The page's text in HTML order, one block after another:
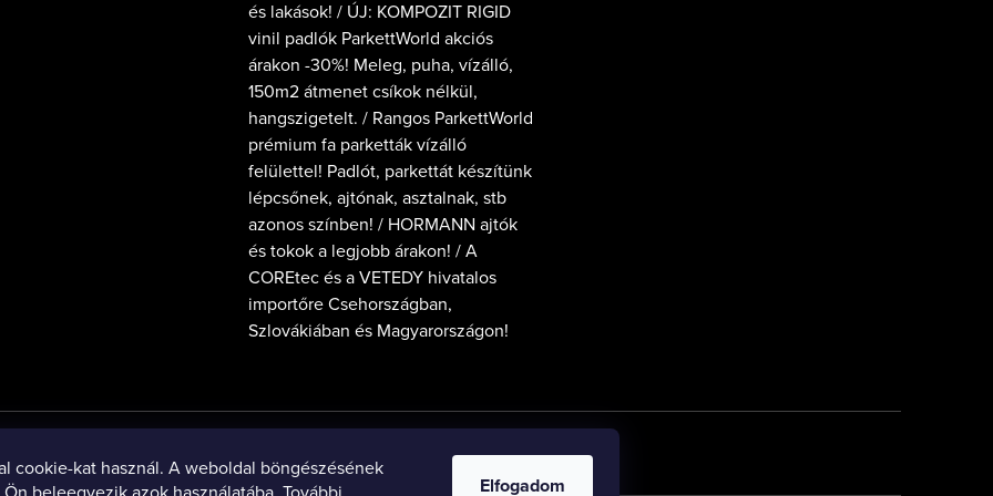
cookie-kat használ. A weboldal böngészésének
Elfogadom
és lakások! / ÚJ: KOMPOZIT RIGID
vinil padlók ParkettWorld akciós
árakon -30%! Meleg, puha, vízálló,
150m2 átmenet csíkok nélkül,
hangszigetelt. / Rangos ParkettWorld
prémium fa parketták vízálló
felülettel! Padlót, parkettát készítünk
lépcsőnek, ajtónak, asztalnak, stb
azonos színben! / HORMANN ajtók
és tokok a legjobb árakon! / A
COREtec és a VETEDY hivatalos
importőre Csehországban,
Szlovákiában és Magyarországon!